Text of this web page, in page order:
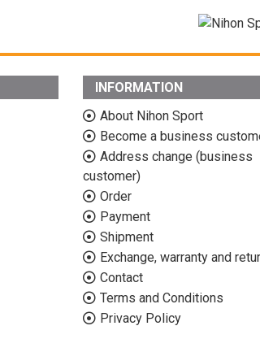
INFORMATION
About Nihon Sport
Become a business
Address change (business
customer)
Order
Payment
Shipment
Exchange, warranty and
Contact
Terms and Conditions
Privacy Policy